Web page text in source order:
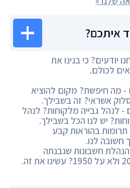
איתכם?
יודעים? כי בנינו את
לכולם.
מה חיפשת? מקום להוציא
אשראי? זה בשבילך.
- לנהל גבייה מלקוחות? לנהל
יש לנו הכל בשבילך.
בהוראות קבע
לנו.
הנהלת חשבונות שנבנתה
במחשבה על שנת 2050 ולא על 1950? עשינו את זה.